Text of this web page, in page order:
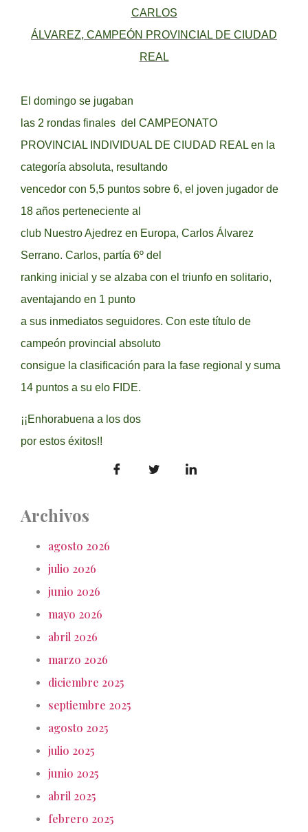
CARLOS
ÁLVAREZ, CAMPEÓN PROVINCIAL DE CIUDAD
REAL
El domingo se jugaban
las 2 rondas finales del CAMPEONATO
PROVINCIAL INDIVIDUAL DE CIUDAD REAL en la
categoría absoluta, resultando
vencedor con 5,5 puntos sobre 6, el joven jugador de
18 años perteneciente al
club Nuestro Ajedrez en Europa, Carlos Álvarez
Serrano. Carlos, partía 6º del
ranking inicial y se alzaba con el triunfo en solitario,
aventajando en 1 punto
a sus inmediatos seguidores. Con este título de
campeón provincial absoluto
consigue la clasificación para la fase regional y suma
14 puntos a su elo FIDE.
¡¡Enhorabuena a los dos
por estos éxitos!!
Archivos
agosto 2026
julio 2026
junio 2026
mayo 2026
abril 2026
marzo 2026
diciembre 2025
septiembre 2025
agosto 2025
julio 2025
junio 2025
abril 2025
febrero 2025